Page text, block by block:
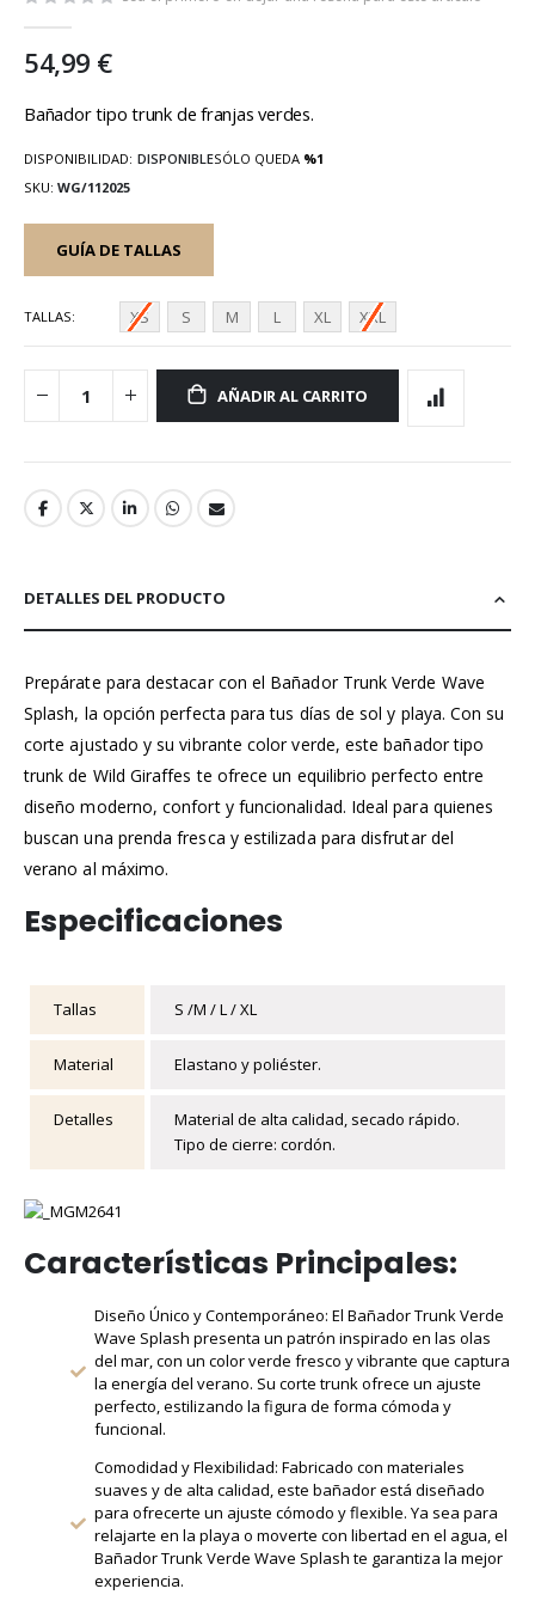
galería
de
imágenes
54,99 €
Bañador tipo trunk de franjas verdes.
DISPONIBILIDAD: DISPONIBLESÓLO QUEDA %1
SKU WG/112025
GUÍA DE TALLAS
TALLAS XS S M L XL XXL
AÑADIR AL CARRITO
DETALLES DEL PRODUCTO
Prepárate para destacar con el Bañador Trunk Verde Wave
Splash, la opción perfecta para tus días de sol y playa. Con su
corte ajustado y su vibrante color verde, este bañador tipo
trunk de Wild Giraffes te ofrece un equilibrio perfecto entre
diseño moderno, confort y funcionalidad. Ideal para quienes
buscan una prenda fresca y estilizada para disfrutar del
verano al máximo.
Especificaciones
Tallas S /M / L / XL
Material Elastano y poliéster.
Detalles
Material de alta calidad, secado rápido.
Tipo de cierre: cordón.
Características Principales:
Diseño Único y Contemporáneo: El Bañador Trunk Verde
Wave Splash presenta un patrón inspirado en las olas
del mar, con un color verde fresco y vibrante que captura
la energía del verano. Su corte trunk ofrece un ajuste
perfecto, estilizando la figura de forma cómoda y
funcional.
Comodidad y Flexibilidad: Fabricado con materiales
suaves y de alta calidad, este bañador está diseñado
para ofrecerte un ajuste cómodo y flexible. Ya sea para
relajarte en la playa o moverte con libertad en el agua, el
Bañador Trunk Verde Wave Splash te garantiza la mejor
experiencia.